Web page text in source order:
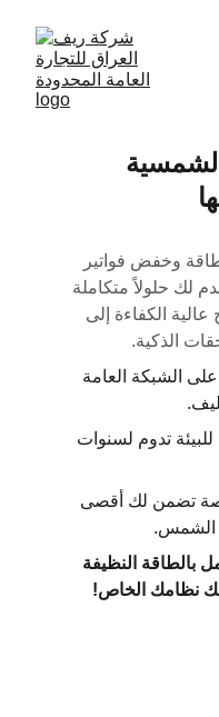
وخفض فواتير
لك حلولاً متكاملة
الكفاءة إلى
الذكية.
على الشبكة العامة
تدوم لسنوات
تضمن لك أقصى
الشمس.
بالطاقة النظيفة
لك نظامك الخاص!